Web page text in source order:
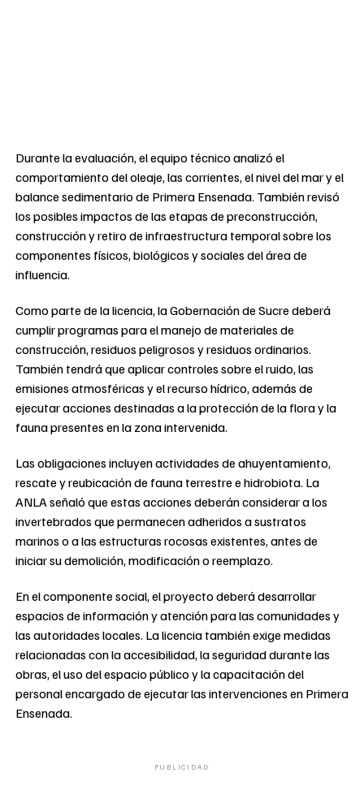
Durante la evaluación, el equipo técnico analizó el
comportamiento del oleaje, las corrientes, el nivel del mar y el
balance sedimentario de Primera Ensenada. También revisó
los posibles impactos de las etapas de preconstrucción,
construcción y retiro de infraestructura temporal sobre los
componentes físicos, biológicos y sociales del área de
influencia.
Como parte de la licencia, la Gobernación de Sucre deberá
cumplir programas para el manejo de materiales de
construcción, residuos peligrosos y residuos ordinarios.
También tendrá que aplicar controles sobre el ruido, las
emisiones atmosféricas y el recurso hídrico, además de
ejecutar acciones destinadas a la protección de la flora y la
fauna presentes en la zona intervenida.
Las obligaciones incluyen actividades de ahuyentamiento,
rescate y reubicación de fauna terrestre e hidrobiota. La
ANLA señaló que estas acciones deberán considerar a los
invertebrados que permanecen adheridos a sustratos
marinos o a las estructuras rocosas existentes, antes de
iniciar su demolición, modificación o reemplazo.
En el componente social, el proyecto deberá desarrollar
espacios de información y atención para las comunidades y
las autoridades locales. La licencia también exige medidas
relacionadas con la accesibilidad, la seguridad durante las
obras, el uso del espacio público y la capacitación del
personal encargado de ejecutar las intervenciones en Primera
Ensenada.
PUBLICIDAD